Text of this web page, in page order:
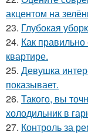
акцентом на
23. Глубокая
24. Как
квартире.
25. Девушка
показывает.
26. Такого, вы
холодильник в
27. Контроль за